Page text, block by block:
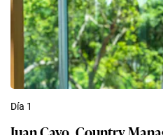
Día 1